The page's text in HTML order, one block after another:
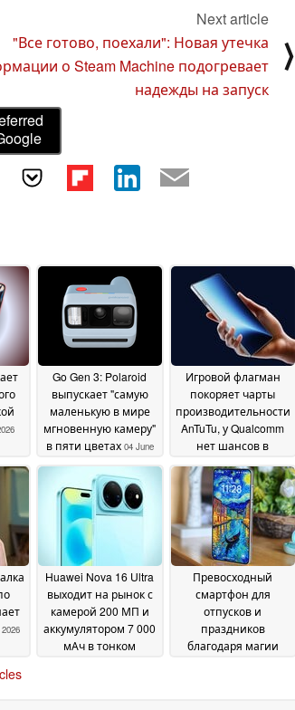
Next article
"Все готово, поехали": Новая утечка
о Steam Machine подогревает
надежды на запуск
⟩
Go Gen 3: Polaroid
выпускает "самую
маленькую в мире
мгновенную камеру"
в пяти цветах 04 June
2026
Игровой флагман
покоряет чарты
производительности
AnTuTu, у Qualcomm
нет шансов в
04
June 2026
Huawei Nova 16 Ultra
выходит на рынок с
камерой 200 МП и
аккумулятором 7 000
мАч в тонком
Превосходный
смартфон для
отпусков и
праздников
благодаря магии